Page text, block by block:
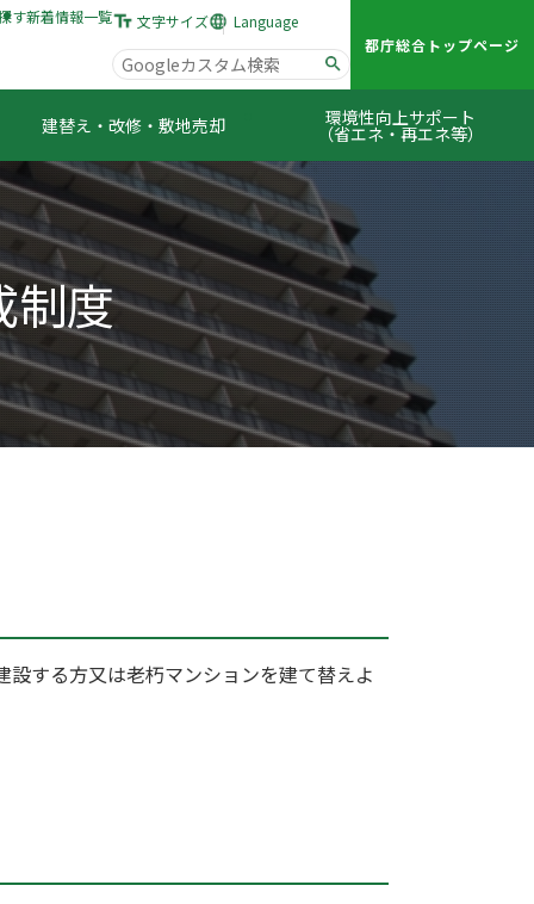
建替え・改修・敷地売却 環境性向上サポート
（省エネ・再エネ等）
す新着情報一覧 文字サイズ Language
Google
カ
ス
タ
ム
検
索
都庁総合トップページ
制度
する方又は老朽マンションを建て替えよ